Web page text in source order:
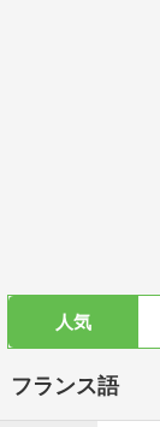
人気
フランス語